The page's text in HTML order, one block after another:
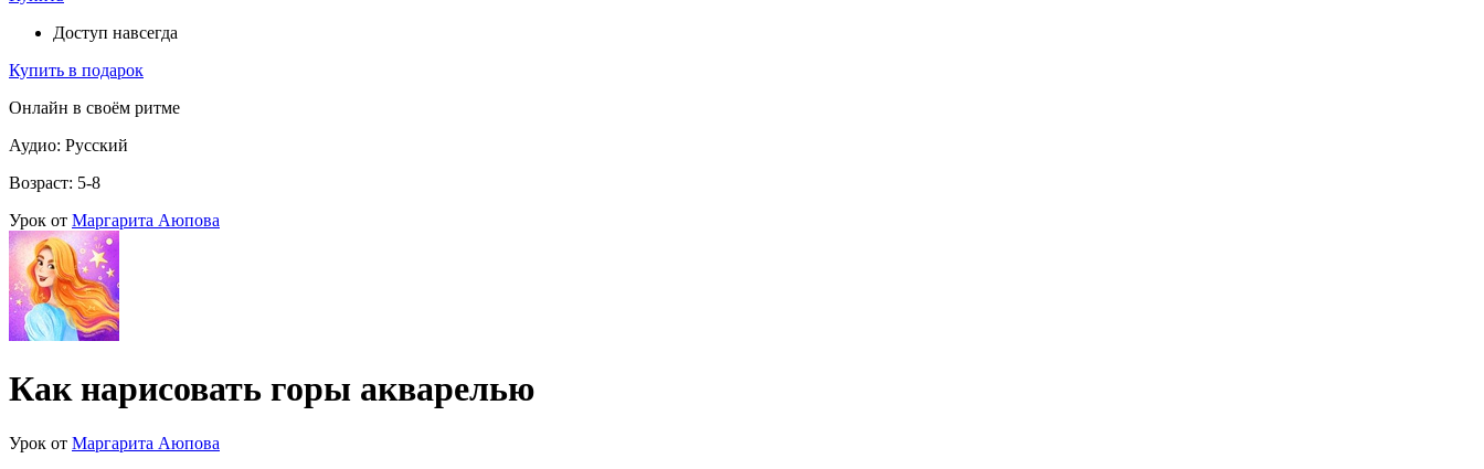
Доступ навсегда
Купить в подарок
Онлайн в своём ритме
Аудио: Русский
Возраст: 5-8
Урок от Маргарита Аюпова
Как нарисовать горы акварелью
Урок от Маргарита Аюпова